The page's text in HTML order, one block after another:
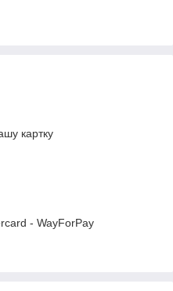
картку
- WayForPay